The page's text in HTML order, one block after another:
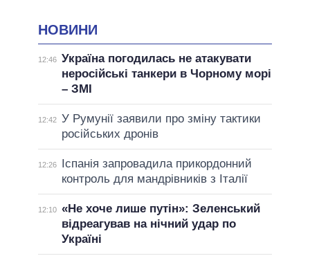
НОВИНИ
12:46 Україна погодилась не атакувати
неросійські танкери в Чорному морі
– ЗМІ
12:42 У Румунії заявили про зміну тактики
російських дронів
12:26
Іспанія запровадила прикордонний
контроль для мандрівників з Італії
12:10 «Не хоче лише путін»: Зеленський
відреагував на нічний удар по
Україні